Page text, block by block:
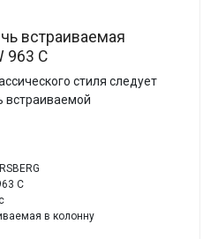
встраиваемая
963 C
стиля следует
встраиваемой
C
в колонну